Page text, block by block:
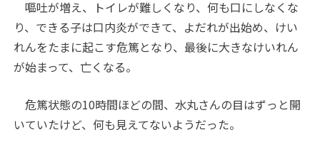
嘔吐が増え、トイレが難しくなり、何も口にしなくな
り、できる子は口内炎ができて、よだれが出始め、けい
れんをたまに起こす危篤となり、最後に大きなけいれん
が始まって、亡くなる。
危篤状態の10時間ほどの間、水丸さんの目はずっと開
いていたけど、何も見えてないようだった。